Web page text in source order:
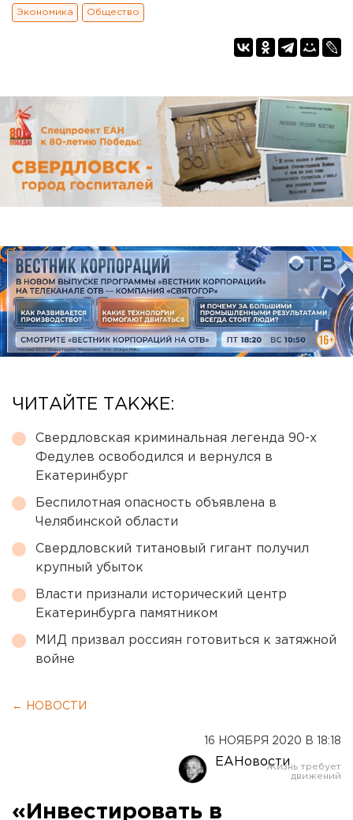
Экономика Общество
ЧИТАЙТЕ ТАКЖЕ:
Свердловская криминальная легенда 90-х
Федулев освободился и вернулся в
Екатеринбург
Беспилотная опасность объявлена в
Челябинской области
Свердловский титановый гигант получил
крупный убыток
Власти признали исторический центр
Екатеринбурга памятником
МИД призвал россиян готовиться к затяжной
войне
← НОВОСТИ
16 НОЯБРЯ 2020 В 18:18
ЕАНовости
«Инвестировать в